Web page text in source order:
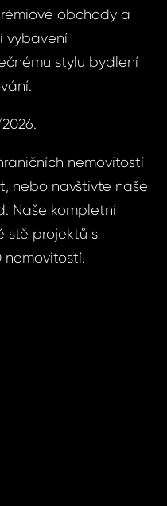
obchody a
vybavení
stylu bydlení
nemovitostí
nebo navštivte naše
Naše kompletní
stě projektů s
nemovitostí.
Čas